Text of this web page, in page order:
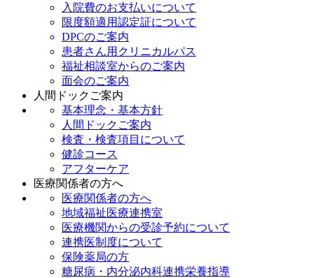
入院費のお支払いについて
限度額適用認定証について
DPCのご案内
患者さん用クリニカルパス
福祉相談室からのご案内
面会のご案内
人間ドックご案内
基本理念・基本方針
人間ドックご案内
検査・検査項目について
健診コース
アフターケア
医療関係者の方へ
医療関係者の方へ
地域福祉医療連携室
医療機関からの受診予約について
連携医制度について
保険薬局の方
糖尿病・内分泌内科連携栄養指導